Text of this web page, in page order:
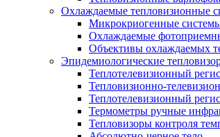
Охлаждаемые тепловизионные
Микрокриогенные
Охлаждаемые
Объективы охлаждаемых
Эпидемиологические
Теплотелевизионный
Тепловизионно-
Теплотелевизионный
Термометры ручные
Тепловизоры контроля